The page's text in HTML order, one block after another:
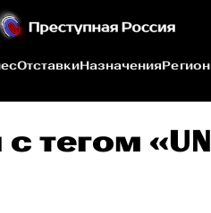
ОтставкиНазначения
тегом